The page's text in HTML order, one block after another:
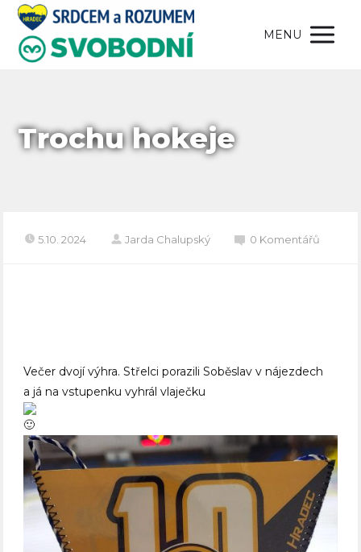
MENU
Trochu hokeje
5.10. 2024 Jarda Chalupský 0 Komentářů
Večer dvojí výhra. Střelci porazili Soběslav v nájezdech
a já na vstupenku vyhrál vlaječku